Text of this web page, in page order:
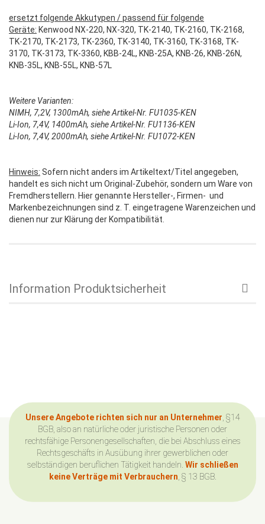
ersetzt folgende Akkutypen / passend für folgende
Geräte: Kenwood NX-220, NX-320, TK-2140, TK-2160, TK-2168,
TK-2170, TK-2173, TK-2360, TK-3140, TK-3160, TK-3168, TK-
3170, TK-3173, TK-3360, KBB-24L, KNB-25A, KNB-26, KNB-26N,
KNB-35L, KNB-55L, KNB-57L
Weitere Varianten:
NIMH, 7,2V, 1300mAh, siehe Artikel-Nr. FU1035-KEN
Li-Ion, 7,4V, 1400mAh, siehe Artikel-Nr. FU1136-KEN
Li-Ion, 7,4V, 2000mAh, siehe Artikel-Nr. FU1072-KEN
Hinweis: Sofern nicht anders im Artikeltext/Titel angegeben,
handelt es sich nicht um Original-Zubehör, sondern um Ware von
Fremdherstellern. Hier genannte Hersteller-, Firmen- und
Markenbezeichnungen sind z. T. eingetragene Warenzeichen und
dienen nur zur Klärung der Kompatibilität.
Information Produktsicherheit
Unsere Angebote richten sich nur an Unternehmer , §14
BGB, also an natürliche oder juristische Personen oder
rechtsfähige Personengesellschaften, die bei Abschluss eines
Rechtsgeschäfts in Ausübung ihrer gewerblichen oder
selbständigen beruflichen Tätigkeit handeln. Wir schließen
keine Verträge mit Verbrauchern , § 13 BGB.